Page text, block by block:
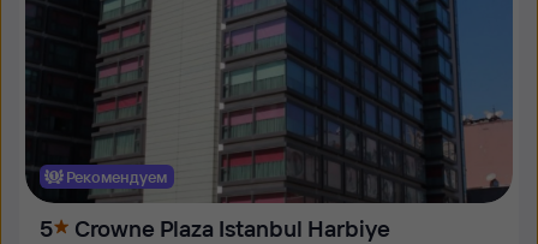
Рекомендуем
5 Crowne Plaza Istanbul Harbiye